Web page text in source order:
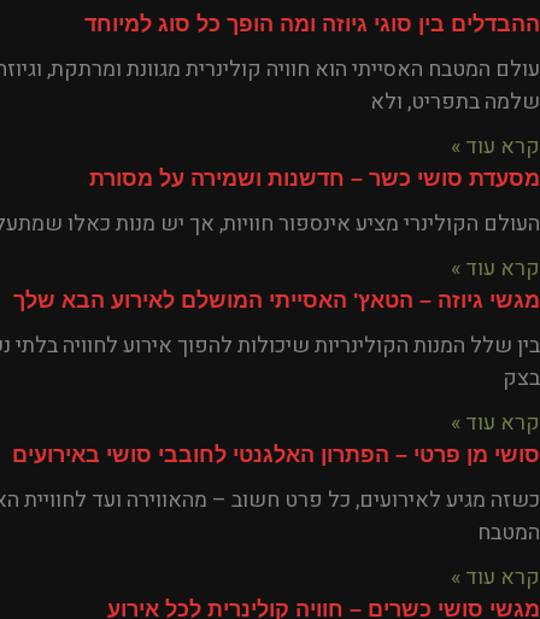
ההבדלים בין סוגי גיוזה ומה הופך כל סוג למיוחד
עולם המטבח האסייתי הוא חוויה קולינרית מגוונת ומרתקת,
שלמה בתפריט, ולא
קרא עוד »
מסעדת סושי כשר – חדשנות ושמירה על מסורת
העולם הקולינרי מציע אינספור חוויות, אך יש מנות כאלו
קרא עוד »
מגשי גיוזה – הטאץ' האסייתי המושלם לאירוע הבא שלך
בין שלל המנות הקולינריות שיכולות להפוך אירוע לחוויה
בצק
קרא עוד »
סושי מן פרטי – הפתרון האלגנטי לחובבי סושי באירועים
כשזה מגיע לאירועים, כל פרט חשוב – מהאווירה ועד לחוויית
המטבח
קרא עוד »
מגשי סושי כשרים – חוויה קולינרית לכל אירוע